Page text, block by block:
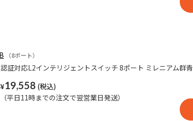
（8ポート）
証対応L2インテリジェントスイッチ 8ポート ミレニアム群青
¥19,558
平日11時までの注文で翌営業日発送）